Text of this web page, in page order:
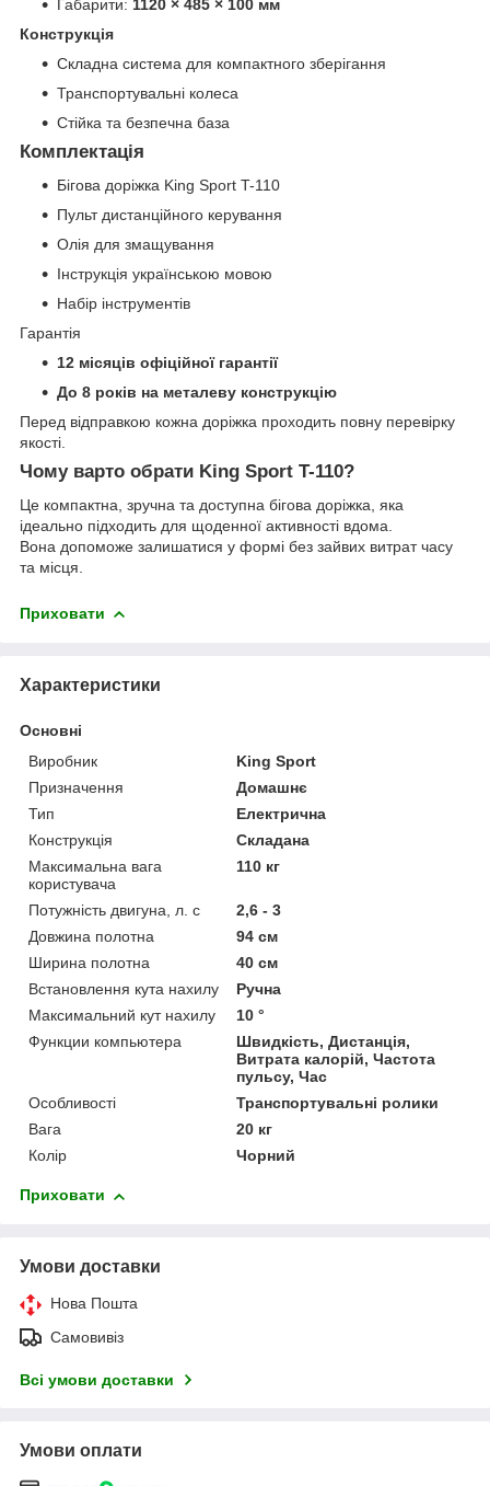
Габарити: 1120 × 485 × 100 мм
Конструкція
Складна система для компактного зберігання
Транспортувальні колеса
Стійка та безпечна база
Комплектація
Бігова доріжка King Sport T-110
Пульт дистанційного керування
Олія для змащування
Інструкція українською мовою
Набір інструментів
Гарантія
12 місяців офіційної гарантії
До 8 років на металеву конструкцію
Перед відправкою кожна доріжка проходить повну перевірку
якості.
Чому варто обрати King Sport T-110?
Це компактна, зручна та доступна бігова доріжка, яка
ідеально підходить для щоденної активності вдома.
Вона допоможе залишатися у формі без зайвих витрат часу
та місця.
Приховати
Характеристики
Основні
Виробник
King Sport
Призначення
Домашнє
Тип
Електрична
Конструкція
Складана
Максимальна вага
користувача
110 кг
Потужність двигуна, л. с
2,6 - 3
Довжина полотна
94 см
Ширина полотна
40 см
Встановлення кута нахилу
Ручна
Максимальний кут нахилу
10 °
Функции компьютера
Швидкість, Дистанція,
Витрата калорій, Частота
пульсу, Час
Особливості
Транспортувальні ролики
Вага
20 кг
Колір
Чорний
Приховати
Умови доставки
Нова Пошта
Самовивіз
Всі умови доставки
Умови оплати